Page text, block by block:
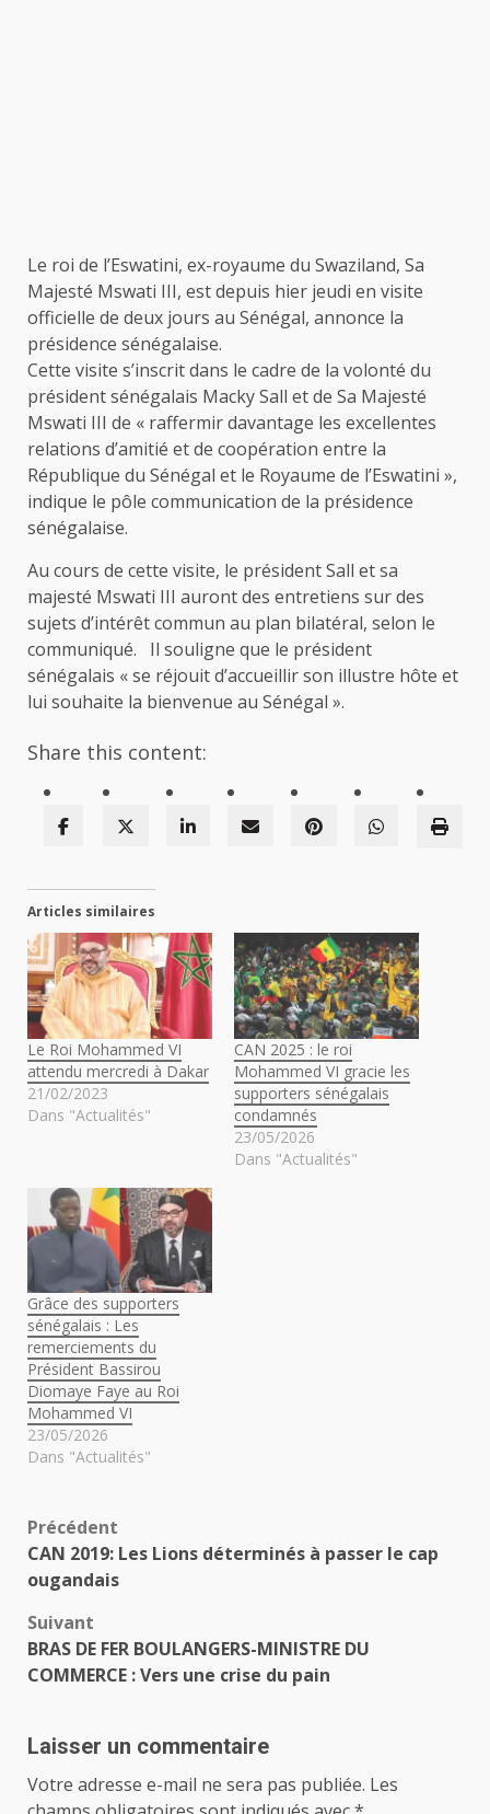
Le roi de l’Eswatini, ex-royaume du Swaziland, Sa
Majesté Mswati III, est depuis hier jeudi en visite
officielle de deux jours au Sénégal, annonce la
présidence sénégalaise.
Cette visite s’inscrit dans le cadre de la volonté du
président sénégalais Macky Sall et de Sa Majesté
Mswati III de « raffermir davantage les excellentes
relations d’amitié et de coopération entre la
République du Sénégal et le Royaume de l’Eswatini »,
indique le pôle communication de la présidence
sénégalaise.
Au cours de cette visite, le président Sall et sa
majesté Mswati III auront des entretiens sur des
sujets d’intérêt commun au plan bilatéral, selon le
communiqué. Il souligne que le président
sénégalais « se réjouit d’accueillir son illustre hôte et
lui souhaite la bienvenue au Sénégal ».
Share this content:
Articles similaires
Le Roi Mohammed VI
attendu mercredi à Dakar
21/02/2023
Dans "Actualités"
CAN 2025 : le roi
Mohammed VI gracie les
supporters sénégalais
condamnés
23/05/2026
Dans "Actualités"
Grâce des supporters
sénégalais : Les
remerciements du
Président Bassirou
Diomaye Faye au Roi
Mohammed VI
23/05/2026
Dans "Actualités"
Navigation
d’article
Précédent
CAN 2019: Les Lions déterminés à passer le cap
ougandais
Suivant
BRAS DE FER BOULANGERS-MINISTRE DU
COMMERCE : Vers une crise du pain
Laisser un commentaire
Votre adresse e-mail ne sera pas publiée. Les